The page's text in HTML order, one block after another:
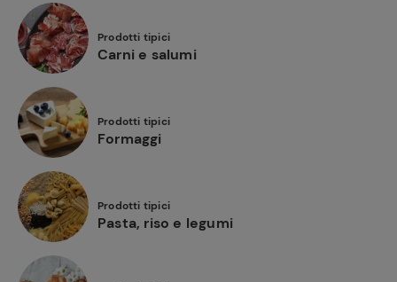
Prodotti tipici
Carni e salumi
Prodotti tipici
Formaggi
Prodotti tipici
Pasta, riso e legumi